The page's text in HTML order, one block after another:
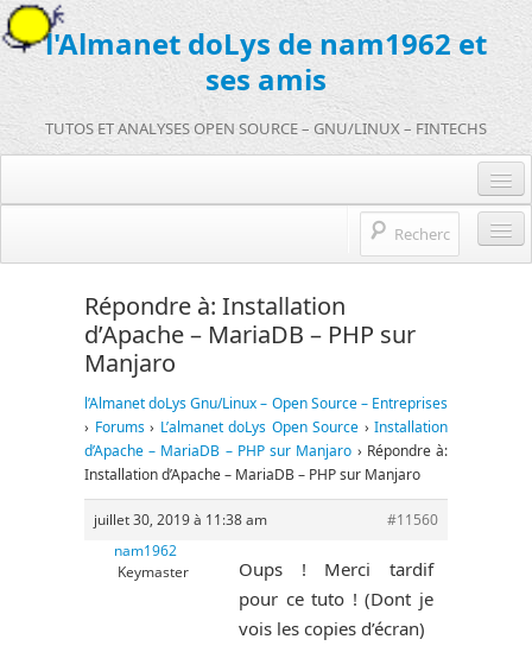
l'Almanet doLys de nam1962 et
ses amis
TUTOS ET ANALYSES OPEN SOURCE – GNU/LINUX – FINTECHS
Je m’inscris sur doLys !
Une question ? Hop !
mentions légales
Open source et entreprises
Références de l’Almanet
Répondre à: Installation
d’Apache – MariaDB – PHP sur
Manjaro
l’Almanet doLys Gnu/Linux – Open Source – Entreprises
› Forums › L’almanet doLys Open Source › Installation
d’Apache – MariaDB – PHP sur Manjaro › Répondre à:
Installation d’Apache – MariaDB – PHP sur Manjaro
juillet 30, 2019 à 11:38 am
#11560
nam1962
Keymaster
Oups ! Merci tardif
pour ce tuto ! (Dont je
vois les copies d’écran)